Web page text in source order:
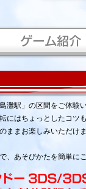
灘駅」の区間をご体験
にはちょっとしたコツ
ままお楽しみいただけ
、あそびかたを簡単に